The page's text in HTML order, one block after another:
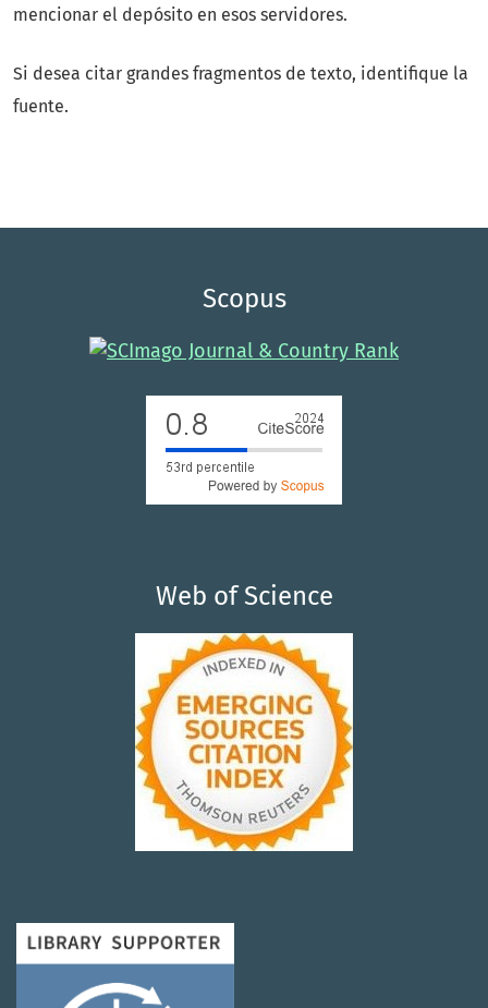
mencionar el depósito en esos servidores.
Si desea citar grandes fragmentos de texto, identifique la
fuente.
Scopus
Web of Science